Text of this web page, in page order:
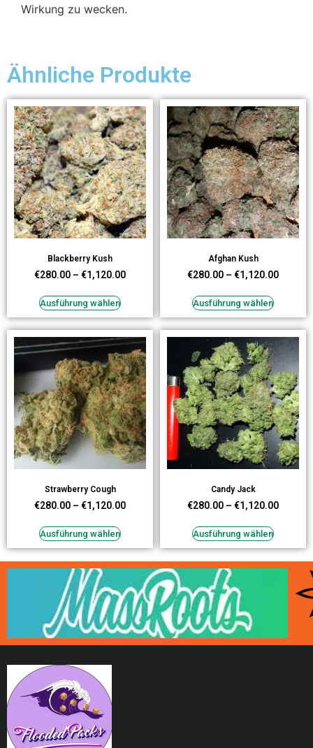
Wirkung zu wecken.
Ähnliche Produkte
Blackberry Kush
€280.00 – €1,120.00
Ausführung wählen
Afghan Kush
€280.00 – €1,120.00
Ausführung wählen
Strawberry Cough
€280.00 – €1,120.00
Ausführung wählen
Candy Jack
€280.00 – €1,120.00
Ausführung wählen